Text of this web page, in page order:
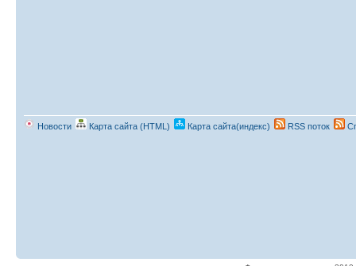
Новости Карта сайта (HTML) Карта сайта(индекс) RSS поток